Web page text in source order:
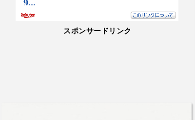
スポンサードリンク